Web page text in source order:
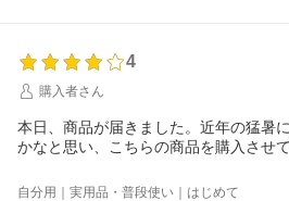
4
購入者さん
本日、商品が届きました。近年の猛暑
かなと思い、こちらの商品を購入させ
自分用｜実用品・普段使い｜はじめて